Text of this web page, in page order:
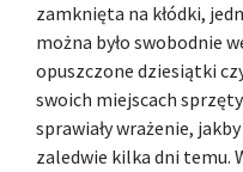
zamknięta na kłódki,
można było swobodnie
opuszczone dziesiątki
swoich miejscach
sprawiały wrażenie,
zaledwie kilka dni temu.